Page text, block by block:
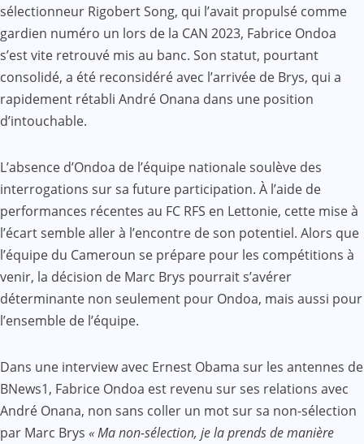
sélectionneur Rigobert Song, qui l’avait propulsé comme
gardien numéro un lors de la CAN 2023, Fabrice Ondoa
s’est vite retrouvé mis au banc. Son statut, pourtant
consolidé, a été reconsidéré avec l’arrivée de Brys, qui a
rapidement rétabli André Onana dans une position
d’intouchable.
L’absence d’Ondoa de l’équipe nationale soulève des
interrogations sur sa future participation. À l’aide de
performances récentes au FC RFS en Lettonie, cette mise à
l’écart semble aller à l’encontre de son potentiel. Alors que
l’équipe du Cameroun se prépare pour les compétitions à
venir, la décision de Marc Brys pourrait s’avérer
déterminante non seulement pour Ondoa, mais aussi pour
l’ensemble de l’équipe.
Dans une interview avec Ernest Obama sur les antennes de
BNews1, Fabrice Ondoa est revenu sur ses relations avec
André Onana, non sans coller un mot sur sa non-sélection
par Marc Brys « Ma non-sélection, je la prends de manière